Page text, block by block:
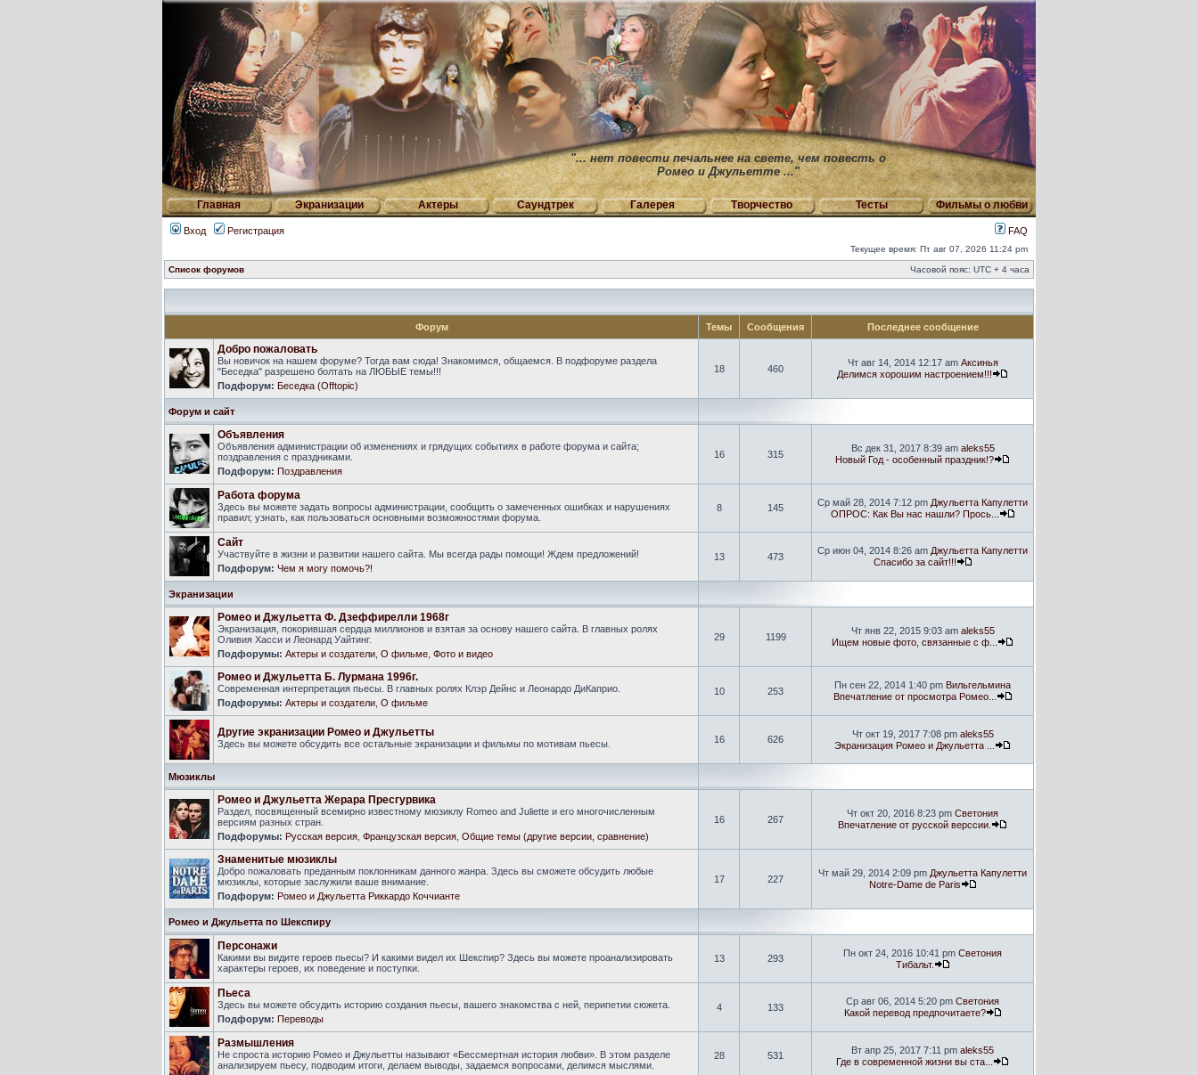
"... нет повести печальнее на свете, чем повесть о
Ромео и Джульетте ..."
Главная Экранизации Актеры Саундтрек Галерея Творчество Тесты Фильмы о любви
Вход Регистрация FAQ
Текущее время: Пт авг 07, 2026 11:24 pm
Список форумов Часовой пояс: UTC + 4 часа
Форум Темы Сообщения Последнее сообщение
Добро пожаловать
Вы новичок на нашем форуме? Тогда вам сюда! Знакомимся, общаемся. В подфоруме раздела
"Беседка" разрешено болтать на ЛЮБЫЕ темы!!!
Подфорум: Беседка (Offtopic)
18 460
Чт авг 14, 2014 12:17 am Аксинья
Делимся хорошим настроением!!!
Форум и сайт
Объявления
Объявления администрации об изменениях и грядущих событиях в работе форума и сайта;
поздравления с праздниками.
Подфорум: Поздравления
16 315
Вс дек 31, 2017 8:39 am aleks55
Новый Год - особенный праздник!?
Работа форума
Здесь вы можете задать вопросы администрации, сообщить о замеченных ошибках и нарушениях
правил; узнать, как пользоваться основными возможностями форума.
8 145 Ср май 28, 2014 7:12 pm Джульетта Капулетти
ОПРОС: Как Вы нас нашли? Прось...
Сайт
Участвуйте в жизни и развитии нашего сайта. Мы всегда рады помощи! Ждем предложений!
Подфорум: Чем я могу помочь?!
13 473
Ср июн 04, 2014 8:26 am Джульетта Капулетти
Спасибо за сайт!!!
Экранизации
Ромео и Джульетта Ф. Дзеффирелли 1968г
Экранизация, покорившая сердца миллионов и взятая за основу нашего сайта. В главных ролях
Оливия Хасси и Леонард Уайтинг.
Подфорумы: Актеры и создатели О фильме Фото и видео
29 1199
Чт янв 22, 2015 9:03 am aleks55
Ищем новые фото, связанные с ф...
Ромео и Джульетта Б. Лурмана 1996г.
Современная интерпретация пьесы. В главных ролях Клэр Дейнс и Леонардо ДиКаприо.
Подфорумы: Актеры и создатели О фильме
10 253
Пн сен 22, 2014 1:40 pm Вильгельмина
Впечатление от просмотра Ромео...
Другие экранизации Ромео и Джульетты
Здесь вы можете обсудить все остальные экранизации и фильмы по мотивам пьесы. 16 626 Чт окт 19, 2017 7:08 pm aleks55
Экранизация Ромео и Джульетта ...
Мюзиклы
Ромео и Джульетта Жерара Пресгурвика
Раздел, посвященный всемирно известному мюзиклу Romeo and Juliette и его многочисленным
версиям разных стран.
Подфорумы: Русская версия Французская версия Общие темы (другие версии, сравнение)
16 267
Чт окт 20, 2016 8:23 pm Светония
Впечатление от русской верссии.
Знаменитые мюзиклы
Добро пожаловать преданным поклонникам данного жанра. Здесь вы сможете обсудить любые
мюзиклы, которые заслужили ваше внимание.
Подфорум: Ромео и Джульетта Риккардо Коччианте
17 227
Чт май 29, 2014 2:09 pm Джульетта Капулетти
Notre-Dame de Paris
Ромео и Джульетта по Шекспиру
Персонажи
Какими вы видите героев пьесы? И какими видел их Шекспир? Здесь вы можете проанализировать
характеры героев, их поведение и поступки.
13 293 Пн окт 24, 2016 10:41 pm Светония
Тибальт.
Пьеса
Здесь вы можете обсудить историю создания пьесы, вашего знакомства с ней, перипетии сюжета.
Подфорум: Переводы
4 133
Ср авг 06, 2014 5:20 pm Светония
Какой перевод предпочитаете?
Размышления
Не спроста историю Ромео и Джульетты называют «Бессмертная история любви». В этом разделе
анализируем пьесу, подводим итоги, делаем выводы, задаемся вопросами, делимся мыслями.
28 531 Вт апр 25, 2017 7:11 pm aleks55
Где в современной жизни вы ста...